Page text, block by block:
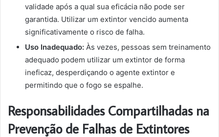
validade após a qual sua eficácia não pode ser
garantida. Utilizar um extintor vencido aumenta
significativamente o risco de falha.
Uso Inadequado: Às vezes, pessoas sem treinamento
adequado podem utilizar um extintor de forma
ineficaz, desperdiçando o agente extintor e
permitindo que o fogo se espalhe.
Responsabilidades Compartilhadas na
Prevenção de Falhas de Extintores